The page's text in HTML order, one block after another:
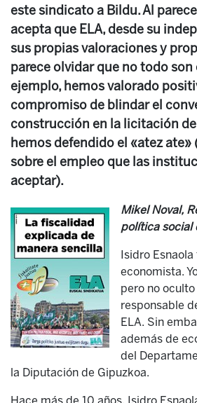
este sindicato a Bildu. Al
acepta que ELA, desde su
sus propias valoraciones y
parece olvidar que no todo
ejemplo, hemos valorado
compromiso de blindar el
construcción en la licitación
hemos defendido el «atez
sobre el empleo que las
aceptar).
Mikel Noval,
política social
Isidro
economista.
pero no
responsable
ELA. Sin
además de
del
la Diputación de Gipuzkoa.